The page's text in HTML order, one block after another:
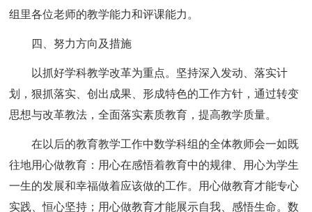
组里各位老师的教学能力和评课能力。
四、努力方向及措施
以抓好学科教学改革为重点。坚持深入发动、落实计
划，狠抓落实、创出成果、形成特色的工作方针，通过转变
思想与改革教法，全面落实素质教育，提高教学质量。
在以后的教育教学工作中数学科组的全体教师会一如既
往地用心做教育：用心在感悟着教育中的规律、用心为学生
一生的发展和幸福做着应该做的工作。用心做教育才能专心
实践、恒心坚持；用心做教育才能展示自我、感悟生命。数